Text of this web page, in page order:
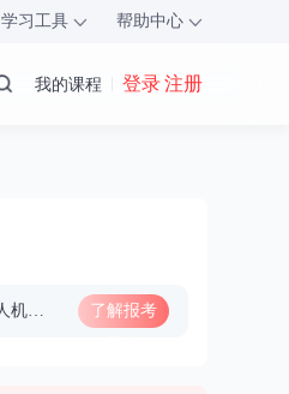
学习工具 帮助中心
我的课程 登录 注册
扫码加助教老师，了解无人机报考、学习
了解报考